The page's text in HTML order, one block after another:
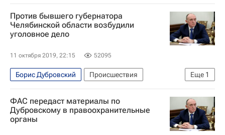
Челябинская область
Николай Цуканов
Россия
Против бывшего губернатора
Челябинской области возбудили
уголовное дело
11 октября 2019, 22:15 52095
Еще 1
Борис Дубровский
Происшествия
Челябинская область
ФАС передаст материалы по
Дубровскому в правоохранительные
органы